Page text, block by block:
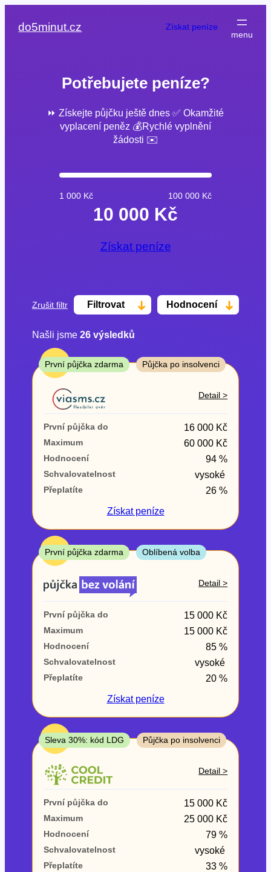
do5minut.cz Získat peníze
Potřebujete peníze?
⏩ Získejte půjčku ještě dnes ✅ Okamžité
vyplacení peněz 💰Rychlé vyplnění
žádosti ✉️
1 000 Kč 100 000 Kč
10 000 Kč
Získat peníze
Zrušit filtr Filtrovat Hodnocení
Cena
Od
První půjčka zdarma
–
ano
ne
Ve zkušebce
ano
ne
V exekuci
ne
Po insolvenci
ano
V hotovosti
ano
ne
Našli jsme 26výsledků
TOP
První půjčka zdarma Půjčka po insolvenci
Detail >
První půjčka do 16 000 Kč
Maximum 60 000 Kč
Hodnocení 94 %
Schvalovatelnost vysoké
Přeplatíte
26 %
Získatpeníze
TOP
První půjčka zdarma Oblíbená volba
Detail >
První půjčka do 15 000 Kč
Maximum 15 000 Kč
Hodnocení 85 %
Schvalovatelnost vysoké
Přeplatíte
20 %
Získatpeníze
TOP
Sleva 30%: kód LDG Půjčka po insolvenci
Detail >
První půjčka do 15 000 Kč
Maximum 25 000 Kč
Hodnocení 79 %
Schvalovatelnost vysoké
Přeplatíte
33 %